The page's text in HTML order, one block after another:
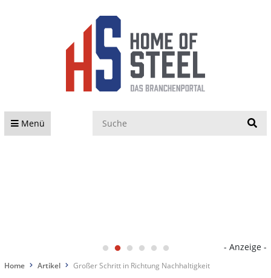
Menü
- Anzeige -
Home Artikel Großer Schritt in Richtung Nachhaltigkeit